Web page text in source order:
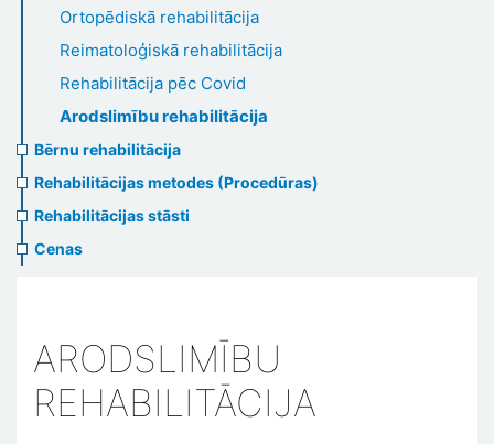
Ortopēdiskā rehabilitācija
Reimatoloģiskā rehabilitācija
Rehabilitācija pēc Covid
Arodslimību rehabilitācija
Bērnu rehabilitācija
Rehabilitācijas metodes (Procedūras)
Rehabilitācijas stāsti
Cenas
ARODSLIMĪBU
REHABILITĀCIJA